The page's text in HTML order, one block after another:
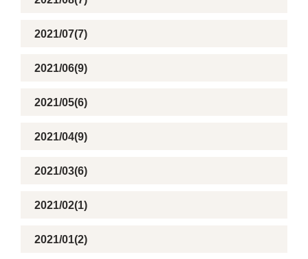
2021/07(7)
2021/06(9)
2021/05(6)
2021/04(9)
2021/03(6)
2021/02(1)
2021/01(2)